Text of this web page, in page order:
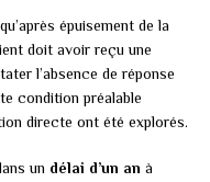
épuisement de la
doit avoir reçu une
l’absence de réponse
condition préalable
directe ont été explorés.
un délai d’un an à